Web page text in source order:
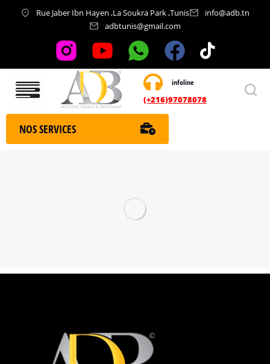
Rue Jaber Ibn Hayen ,La Soukra Park ,Tunis
info@adb.tn
adbtunis@gmail.com
infoline
(+216)97078078
Nos services
NOS SERVICES